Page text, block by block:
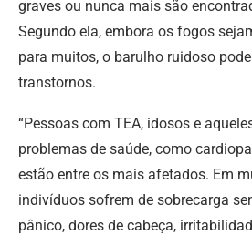
graves ou nunca mais são
Segundo ela, embora os fogos
para muitos, o barulho ruidoso
transtornos.
“Pessoas com TEA, idosos e
problemas de saúde, como
estão entre os mais afetados. Em
indivíduos sofrem de sobrecarga
pânico, dores de cabeça,